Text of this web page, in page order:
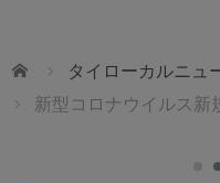
ホーム
タイローカルニュ
新型コロナウイルス新